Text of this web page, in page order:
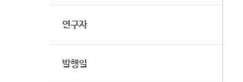
연구자
발행일